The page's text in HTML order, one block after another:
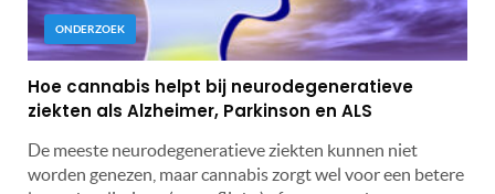
ONDERZOEK
Hoe cannabis helpt bij neurodegeneratieve
ziekten als Alzheimer, Parkinson en ALS
De meeste neurodegeneratieve ziekten kunnen niet
worden genezen, maar cannabis zorgt wel voor een betere